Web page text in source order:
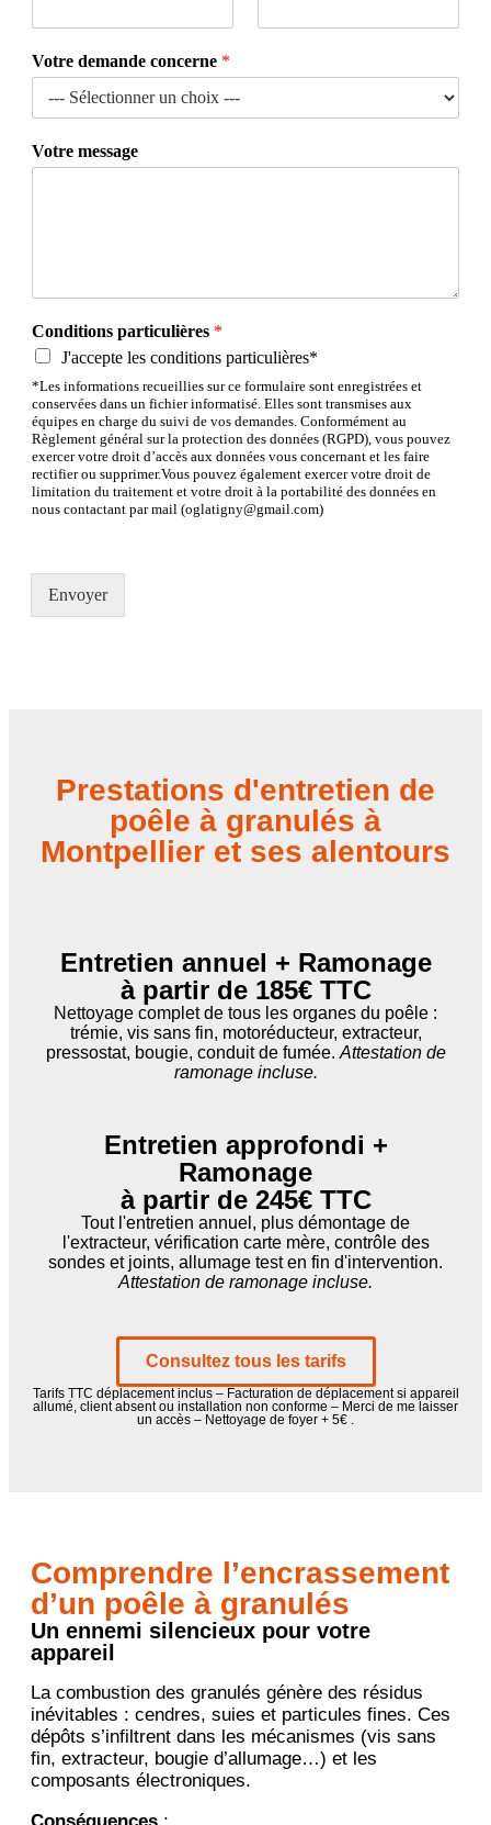
Votre demande concerne *
Votre message
Conditions particulières *
J'accepte les conditions particulières*
*Les informations recueillies sur ce formulaire sont enregistrées et
conservées dans un fichier informatisé. Elles sont transmises aux
équipes en charge du suivi de vos demandes. Conformément au
Règlement général sur la protection des données (RGPD), vous pouvez
exercer votre droit d’accès aux données vous concernant et les faire
rectifier ou supprimer.Vous pouvez également exercer votre droit de
limitation du traitement et votre droit à la portabilité des données en
nous contactant par mail (oglatigny@gmail.com)
Envoyer
Prestations d'entretien de
poêle à granulés à
Montpellier et ses alentours
Entretien annuel + Ramonage
à partir de 185€ TTC
Nettoyage complet de tous les organes du poêle :
trémie, vis sans fin, motoréducteur, extracteur,
pressostat, bougie, conduit de fumée.Attestation de
ramonage incluse.
Entretien approfondi +
Ramonage
à partir de 245€ TTC
Tout l'entretien annuel, plus démontage de
l'extracteur, vérification carte mère, contrôle des
sondes et joints, allumage test en fin d'intervention.
Attestation de ramonage incluse.
Consultez tous les tarifs
Tarifs TTC déplacement inclus – Facturation de déplacement si appareil
allumé, client absent ou installation non conforme – Merci de me laisser
un accès – Nettoyage de foyer + 5€ .
Comprendre l’encrassement
d’un poêle à granulés
Un ennemi silencieux pour votre
appareil
La combustion des granulés génère des résidus
inévitables : cendres, suies et particules fines. Ces
dépôts s’infiltrent dans les mécanismes (vis sans
fin, extracteur, bougie d’allumage…) et les
composants électroniques.